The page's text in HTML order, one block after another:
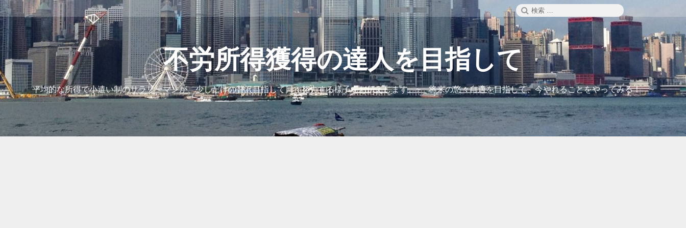
コ
ン
テ
ン
ツ
へ
ス
キ
ッ
プ
検
索:
索
不労所得獲得の達人を目指して
平均的な所得で小遣い制のサラリーマンが、少しだけの贅沢目指して日々努力する様子をお伝えします。~ 将来の悠々自適を目指して、今やれることをやってみる！ ~